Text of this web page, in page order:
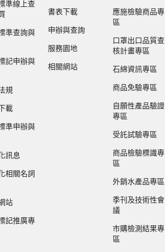
準線上查
準查詢與
記申辦與
規
載
準申辦與
訊息
相關名詞
站
記推廣專
書表下載
申辦與查詢
服務園地
相關網站
應施檢驗商品專
區
口罩出口品質查
核計畫專區
石綿資訊專區
商品免驗專區
自願性產品驗證
專區
受託試驗專區
商品檢驗標識專
區
外銷水產品專區
季刊及技術性會
議
市購檢測結果專
區